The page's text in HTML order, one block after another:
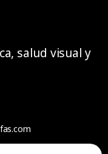
salud visual y